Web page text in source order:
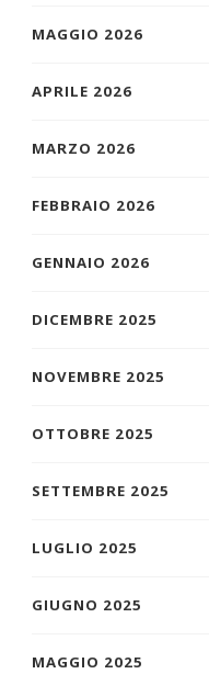
MAGGIO 2026
APRILE 2026
MARZO 2026
FEBBRAIO 2026
GENNAIO 2026
DICEMBRE 2025
NOVEMBRE 2025
OTTOBRE 2025
SETTEMBRE 2025
LUGLIO 2025
GIUGNO 2025
MAGGIO 2025